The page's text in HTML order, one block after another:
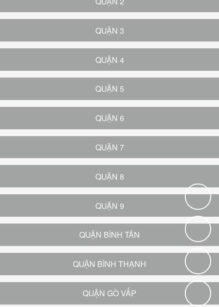
QUẬN 3
QUẬN 4
QUẬN 5
QUẬN 6
QUẬN 7
QUẬN 8
QUẬN 9
QUẬN BÌNH TÂN
QUẬN BÌNH THẠNH
QUẬN GÒ VẤP